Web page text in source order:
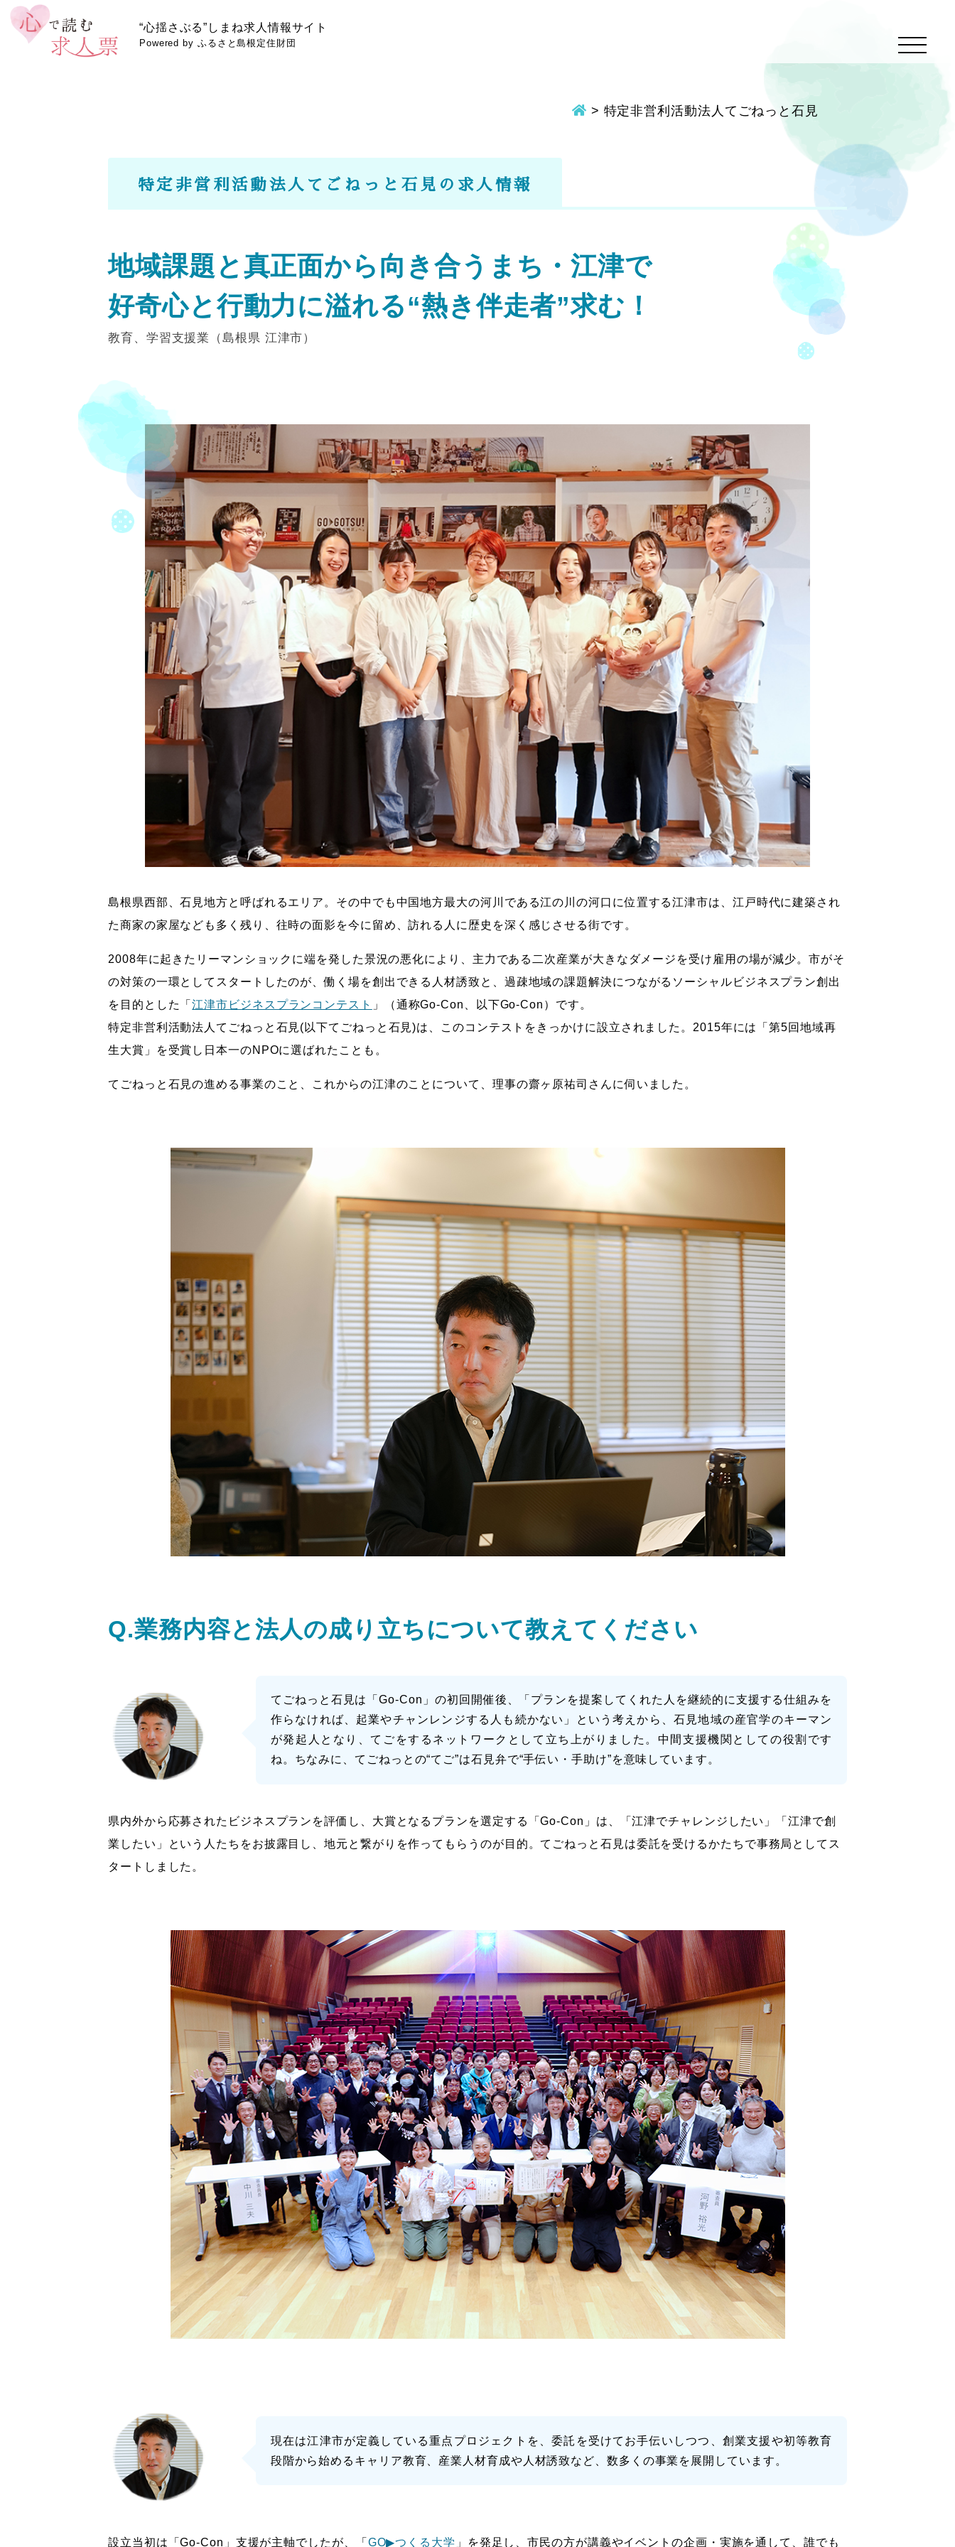
“心揺さぶる”しまね求人情報サイト
Powered by ふるさと島根定住財団
> 特定非営利活動法人てごねっと石見
特定非営利活動法人てごねっと石見の求人情報
地域課題と真正面から向き合うまち・江津で
好奇心と行動力に溢れる“熱き伴走者”求む！
教育、学習支援業（島根県 江津市）
島根県西部、石見地方と呼ばれるエリア。その中でも中国地方最大の河川である江の川の河口に位置する江津市は、江戸時代に建築され
た商家の家屋なども多く残り、往時の面影を今に留め、訪れる人に歴史を深く感じさせる街です。
2008年に起きたリーマンショックに端を発した景況の悪化により、主力である二次産業が大きなダメージを受け雇用の場が減少。市がそ
の対策の一環としてスタートしたのが、働く場を創出できる人材誘致と、過疎地域の課題解決につながるソーシャルビジネスプラン創出
を目的とした「江津市ビジネスプランコンテスト 」（通称Go-Con、以下Go-Con）です。
特定非営利活動法人てごねっと石見(以下てごねっと石見)は、このコンテストをきっかけに設立されました。2015年には「第5回地域再
生大賞」を受賞し日本一のNPOに選ばれたことも。
てごねっと石見の進める事業のこと、これからの江津のことについて、理事の齋ヶ原祐司さんに伺いました。
Q.業務内容と法人の成り立ちについて教えてください
てごねっと石見は「Go-Con」の初回開催後、「プランを提案してくれた人を継続的に支援する仕組みを
作らなければ、起業やチャンレンジする人も続かない」という考えから、石見地域の産官学のキーマン
が発起人となり、てごをするネットワークとして立ち上がりました。中間支援機関としての役割です
ね。ちなみに、てごねっとの“てご”は石見弁で“手伝い・手助け”を意味しています。
県内外から応募されたビジネスプランを評価し、大賞となるプランを選定する「Go-Con」は、「江津でチャレンジしたい」「江津で創
業したい」という人たちをお披露目し、地元と繋がりを作ってもらうのが目的。てごねっと石見は委託を受けるかたちで事務局としてス
タートしました。
現在は江津市が定義している重点プロジェクトを、委託を受けてお手伝いしつつ、創業支援や初等教育
段階から始めるキャリア教育、産業人材育成や人材誘致など、数多くの事業を展開しています。
設立当初は「Go-Con」支援が主軸でしたが、「 GO▶つくる大学 」を発足し、市民の方が講義やイベントの企画・実施を通して、誰でも